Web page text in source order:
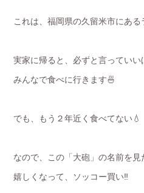
これは、福岡県の久留米市にある
実家に帰ると、必ずと言っていい
みんなで食べに行きます🍜
でも、もう２年近く食べてない💧
なので、この「大砲」の名前を見
嬉しくなって、ソッコー買い‼️